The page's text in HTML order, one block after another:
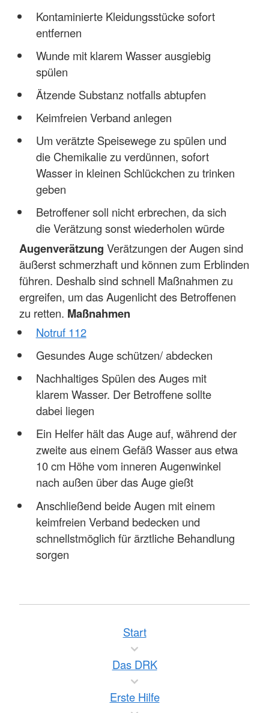
Kontaminierte Kleidungsstücke sofort
entfernen
Wunde mit klarem Wasser ausgiebig
spülen
Ätzende Substanz notfalls abtupfen
Keimfreien Verband anlegen
Um verätzte Speisewege zu spülen und
die Chemikalie zu verdünnen, sofort
Wasser in kleinen Schlückchen zu trinken
geben
Betroffener soll nicht erbrechen, da sich
die Verätzung sonst wiederholen würde
Augenverätzung Verätzungen der Augen sind
äußerst schmerzhaft und können zum Erblinden
führen. Deshalb sind schnell Maßnahmen zu
ergreifen, um das Augenlicht des Betroffenen
zu retten. Maßnahmen
Notruf 112
Gesundes Auge schützen/ abdecken
Nachhaltiges Spülen des Auges mit
klarem Wasser. Der Betroffene sollte
dabei liegen
Ein Helfer hält das Auge auf, während der
zweite aus einem Gefäß Wasser aus etwa
10 cm Höhe vom inneren Augenwinkel
nach außen über das Auge gießt
Anschließend beide Augen mit einem
keimfreien Verband bedecken und
schnellstmöglich für ärztliche Behandlung
sorgen
Start
Das DRK
Erste Hilfe